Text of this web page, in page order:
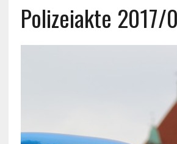
Polizeiakte 2017/